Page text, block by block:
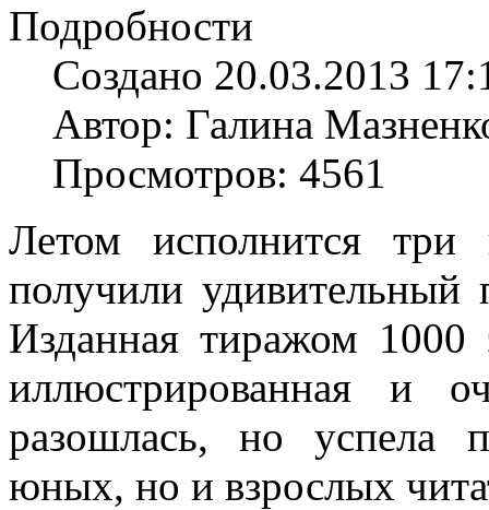
Подробности
Создано 20.03.2013
Автор: Галина
Просмотров: 4561
Летом исполнится три
получили
Изданная тиражом 1000
иллюстрированная и
разошлась, но успела
юных, но и взрослых